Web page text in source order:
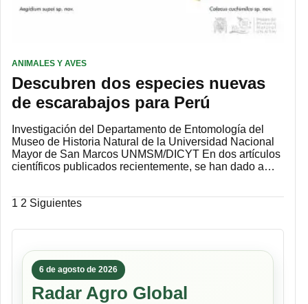
ANIMALES Y AVES
Descubren dos especies nuevas
de escarabajos para Perú
Investigación del Departamento de Entomología del
Museo de Historia Natural de la Universidad Nacional
Mayor de San Marcos UNMSM/DICYT En dos artículos
científicos publicados recientemente, se han dado a…
Paginación
de
1 2 Siguientes
6 de agosto de 2026
Radar Agro Global